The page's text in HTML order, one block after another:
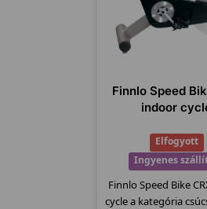
Finnlo Speed
indoor
Elfogyott
Ingyenes
Finnlo Speed Bike
cycle a kategória